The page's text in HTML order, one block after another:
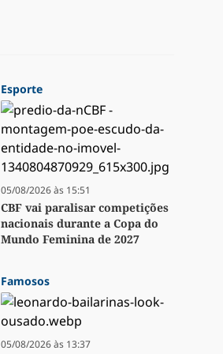
Esporte
05/08/2026 às 15:51
CBF vai paralisar competições
nacionais durante a Copa do
Mundo Feminina de 2027
Famosos
05/08/2026 às 13:37